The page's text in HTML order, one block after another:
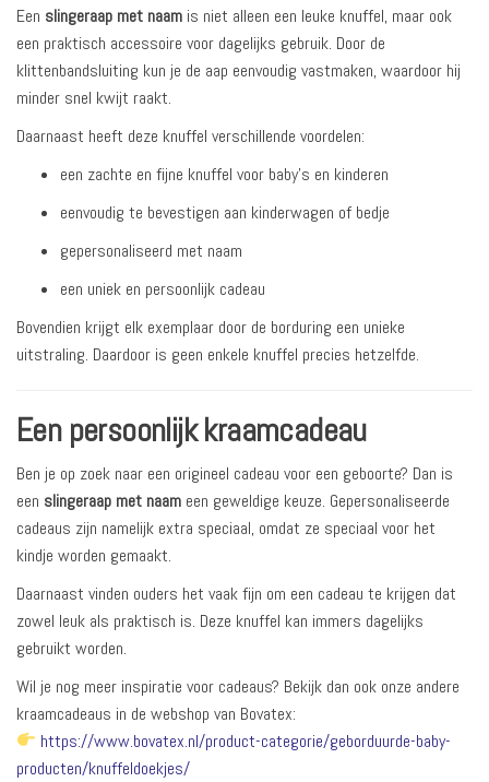
Een slingeraap met naam is niet alleen een leuke knuffel, maar ook
een praktisch accessoire voor dagelijks gebruik. Door de
klittenbandsluiting kun je de aap eenvoudig vastmaken, waardoor hij
minder snel kwijt raakt.
Daarnaast heeft deze knuffel verschillende voordelen:
een zachte en fijne knuffel voor baby’s en kinderen
eenvoudig te bevestigen aan kinderwagen of bedje
gepersonaliseerd met naam
een uniek en persoonlijk cadeau
Bovendien krijgt elk exemplaar door de borduring een unieke
uitstraling. Daardoor is geen enkele knuffel precies hetzelfde.
Een persoonlijk kraamcadeau
Ben je op zoek naar een origineel cadeau voor een geboorte? Dan is
een slingeraap met naam een geweldige keuze. Gepersonaliseerde
cadeaus zijn namelijk extra speciaal, omdat ze speciaal voor het
kindje worden gemaakt.
Daarnaast vinden ouders het vaak fijn om een cadeau te krijgen dat
zowel leuk als praktisch is. Deze knuffel kan immers dagelijks
gebruikt worden.
Wil je nog meer inspiratie voor cadeaus? Bekijk dan ook onze andere
kraamcadeaus in de webshop van Bovatex:
https://www.bovatex.nl/product-categorie/geborduurde-baby-
producten/knuffeldoekjes/